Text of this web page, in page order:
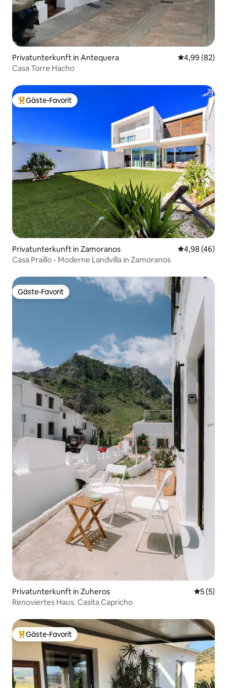
Privatunterkunft in Antequera
4,99 (82)
Casa Torre Hacho
Beliebter Gäste-Favorit.
Gäste-Favorit
Privatunterkunft in Zamoranos
4,98 (46)
Casa Praillo - Moderne Landvilla in Zamoranos
Gäste-Favorit
Gäste-Favorit
Privatunterkunft in Zuheros
5 (5)
Renoviertes Haus. Casita Capricho
Beliebter Gäste-Favorit.
Gäste-Favorit